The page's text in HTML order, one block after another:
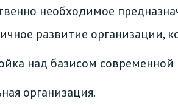
необходимое
развитие организации,
над базисом
организация.